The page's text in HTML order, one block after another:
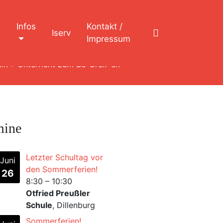
Infos
Iserv
Kontakt /
Impressum
» Unterricht zum Be-Greif-en
Juni
26
Letzter Schultag vor
den Sommerferien!
8:30 – 10:30
Otfried Preußler
Schule, Dillenburg
Sommerferien!